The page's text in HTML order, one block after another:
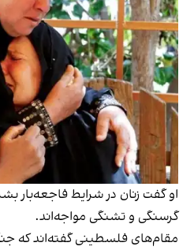
او گفت زنان در شرایط فاجعه‌بار
گرسنگی و تشنگی مواجه‌اند.
مقام‌های فلسطینی گفته‌اند که